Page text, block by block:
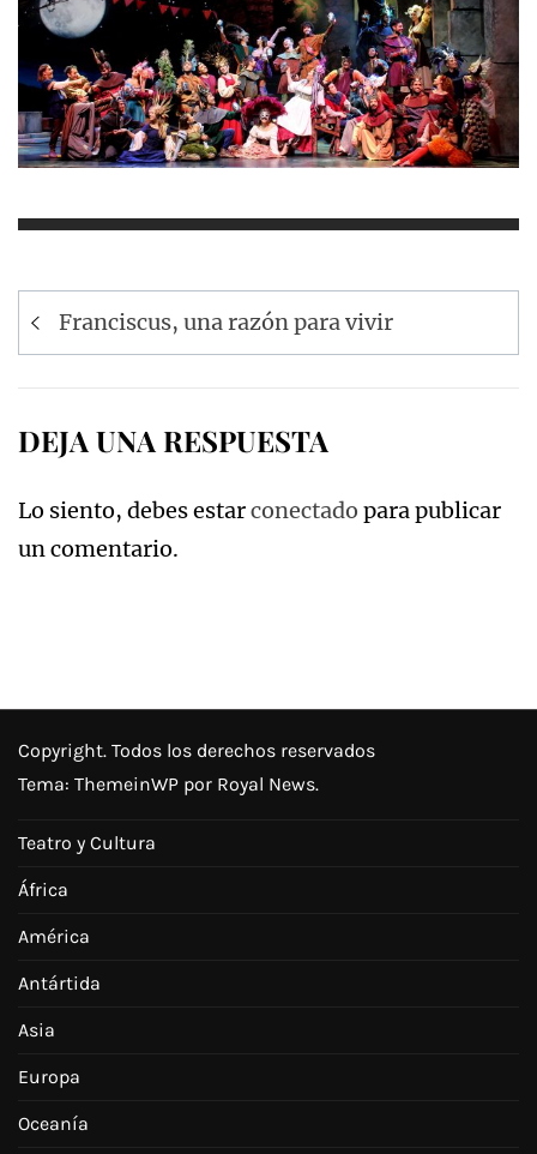
Navegación
de
Franciscus, una razón para vivir
DEJA UNA RESPUESTA
Lo siento, debes estarconectado para publicar
un comentario.
Copyright. Todos los derechos reservados
Tema: ThemeinWP por Royal News.
Teatro y Cultura
África
América
Antártida
Asia
Europa
Oceanía